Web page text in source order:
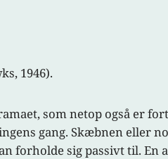
1946).
som netop også er
gang. Skæbnen eller
forholde sig passivt til.